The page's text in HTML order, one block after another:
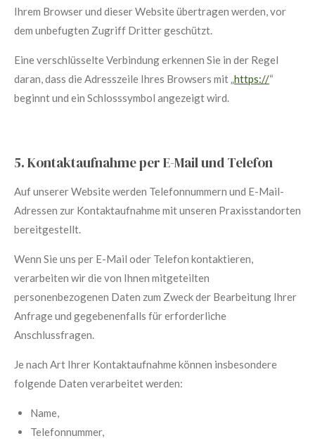
Ihrem Browser und dieser Website übertragen werden, vor
dem unbefugten Zugriff Dritter geschützt.
Eine verschlüsselte Verbindung erkennen Sie in der Regel
daran, dass die Adresszeile Ihres Browsers mit „https://“
beginnt und ein Schlosssymbol angezeigt wird.
5. Kontaktaufnahme per E-Mail und Telefon
Auf unserer Website werden Telefonnummern und E-Mail-
Adressen zur Kontaktaufnahme mit unseren Praxisstandorten
bereitgestellt.
Wenn Sie uns per E-Mail oder Telefon kontaktieren,
verarbeiten wir die von Ihnen mitgeteilten
personenbezogenen Daten zum Zweck der Bearbeitung Ihrer
Anfrage und gegebenenfalls für erforderliche
Anschlussfragen.
Je nach Art Ihrer Kontaktaufnahme können insbesondere
folgende Daten verarbeitet werden:
Name,
Telefonnummer,